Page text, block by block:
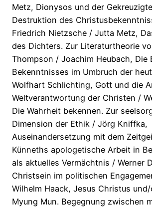
Metz, Dionysos und der
Destruktion des
Friedrich Nietzsche / Jutta Metz,
des Dichters. Zur Literaturtheorie
Thompson / Joachim Heubach, Die
Bekenntnisses im Umbruch der
Wolfhart Schlichting, Gott und die
Weltverantwortung der Christen /
Die Wahrheit bekennen. Zur
Dimension der Ethik / Jörg Kniffka,
Auseinandersetzung mit dem
Künneths apologetische Arbeit in
als aktuelles Vermächtnis / Werner
Christsein im politischen
Wilhelm Haack, Jesus Christus und/
Myung Mun. Begegnung zwischen